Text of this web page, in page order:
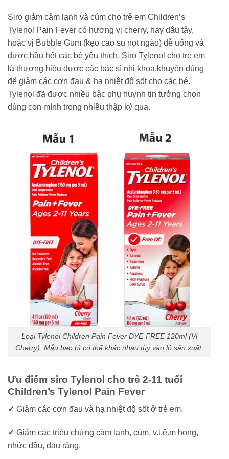
Siro giảm cảm lạnh và cúm cho trẻ em Children’s
Tylenol Pain Fever có hương vị cherry, hay dâu tây,
hoặc vị Bubble Gum (kẹo cao su nọt ngào) dễ uống và
được hầu hết các bé yêu thích. Siro Tylenol cho trẻ em
là thương hiệu được các bác sĩ nhi khoa khuyên dùng
để giảm các cơn đau & hạ nhiệt độ sốt cho các bé.
Tylenol đã được nhiều bậc phụ huynh tin tưởng chọn
dùng con mình trong nhiều thập kỷ qua.
Loại Tylenol Children Pain Fever DYE-FREE 120ml (Vị
Cherry). Mẫu bao bì có thể khác nhau tùy vào lô sản xuất.
Ưu điểm siro Tylenol cho trẻ 2-11 tuổi
Children’s Tylenol Pain Fever
✓ Giảm các cơn đau và hạ nhiệt độ sốt ở trẻ em.
✓ Giảm các triệu chứng cảm lạnh, cúm, v.i.ê.m họng,
nhức đầu, đau răng.